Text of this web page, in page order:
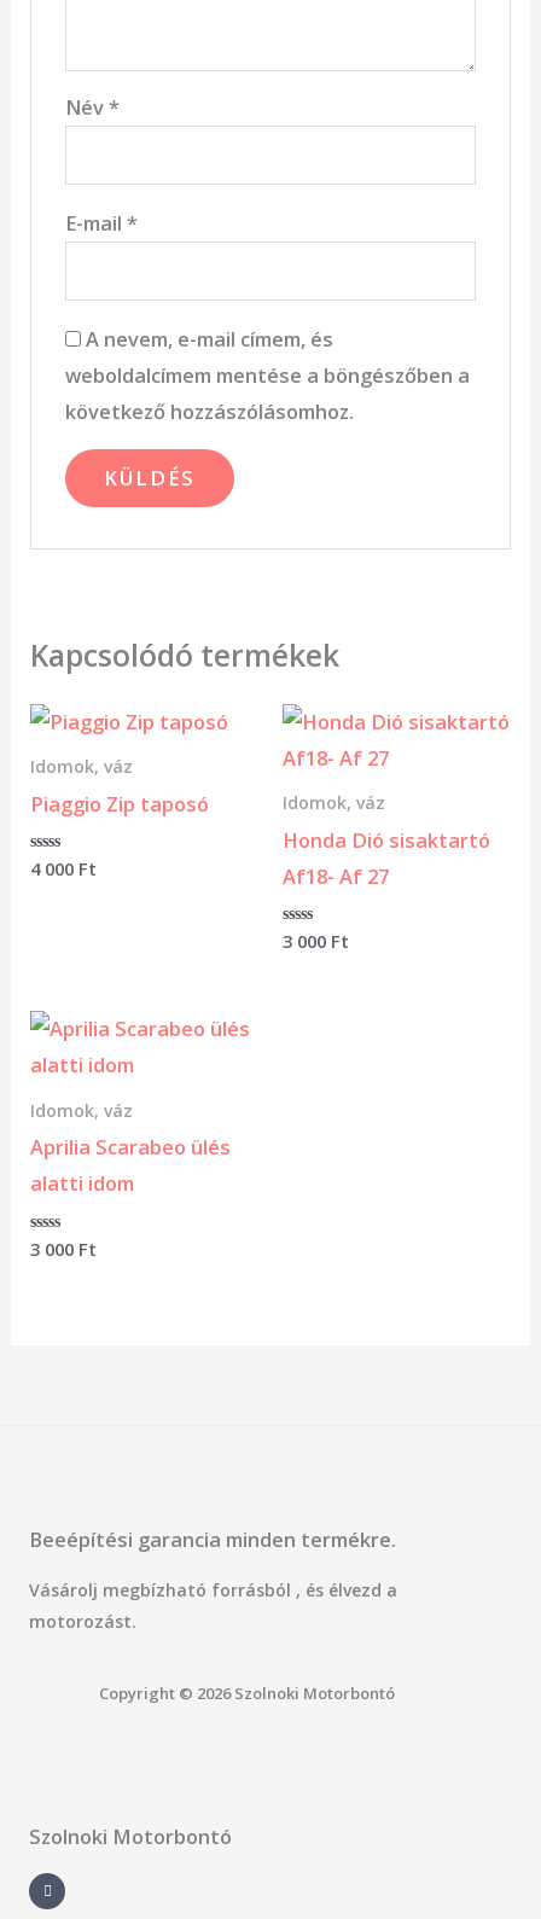
Név*
E-mail *
A nevem, e-mail címem, és
weboldalcímem mentése a böngészőben a
következő hozzászólásomhoz.
Kapcsolódó termékek
Idomok, váz
Piaggio Zip taposó
Értékelés:
4 000 Ft
Idomok, váz
Honda Dió sisaktartó
Af18- Af 27
Értékelés:
3 000 Ft
Idomok, váz
Aprilia Scarabeo ülés
alatti idom
Értékelés:
3 000 Ft
Beeépítési garancia minden termékre.
Vásárolj megbízható forrásból , és élvezd a
motorozást.
Copyright © 2026 Szolnoki Motorbontó
Szolnoki Motorbontó
a
c
e